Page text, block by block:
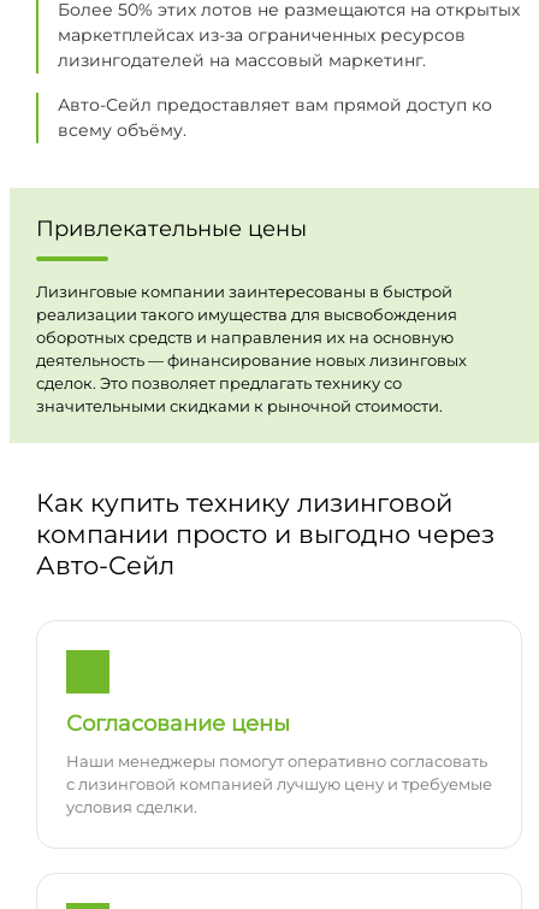
Более 50% этих лотов не размещаются на открытых
маркетплейсах из-за ограниченных ресурсов
лизингодателей на массовый маркетинг.
Авто-Сейл предоставляет вам прямой доступ ко
всему объёму.
Привлекательные цены
Лизинговые компании заинтересованы в быстрой
реализации такого имущества для высвобождения
оборотных средств и направления их на основную
деятельность — финансирование новых лизинговых
сделок. Это позволяет предлагать технику со
значительными скидками к рыночной стоимости.
Как купить технику лизинговой
компании просто и выгодно через
Авто-Сейл
Согласование цены
Наши менеджеры помогут оперативно согласовать
с лизинговой компанией лучшую цену и требуемые
условия сделки.